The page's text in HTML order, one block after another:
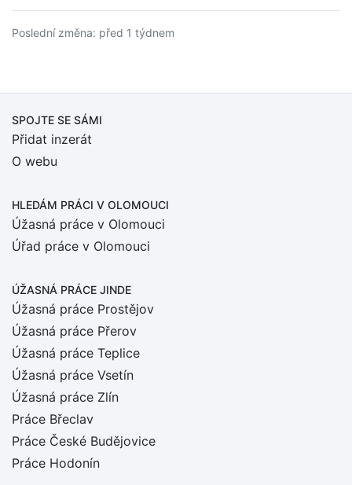
Poslední změna: před 1 týdnem
SPOJTE SE SÁMI
Přidat inzerát
O webu
HLEDÁM PRÁCI V OLOMOUCI
Úžasná práce v Olomouci
Úřad práce v Olomouci
ÚŽASNÁ PRÁCE JINDE
Úžasná práce Prostějov
Úžasná práce Přerov
Úžasná práce Teplice
Úžasná práce Vsetín
Úžasná práce Zlín
Práce Břeclav
Práce České Budějovice
Práce Hodonín